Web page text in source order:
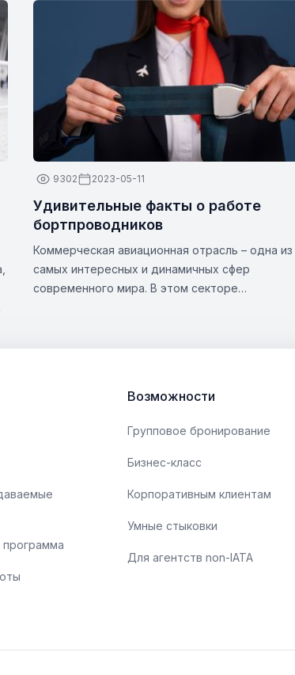
9302 2023-05-11
Удивительные факты о работе
бортпроводников
Коммерческая авиационная отрасль – одна из
самых интересных и динамичных сфер
современного мира. В этом секторе
их кажущиеся улыбки и стильная униформа. Вот
программа
Возможности
Групповое бронирование
Бизнес-класс
Корпоративным клиентам
Умные стыковки
Для агентств non-IATA